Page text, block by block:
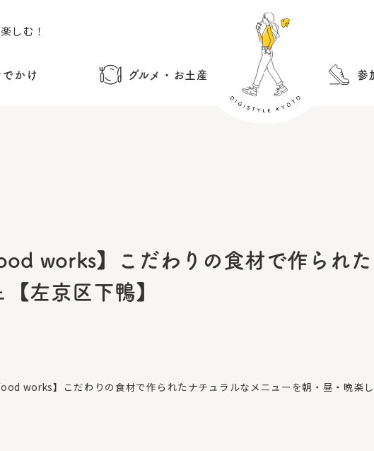
しむ！
でかけ グルメ・お土産 参
works】こだわりの食材で作られ
左京区下鴨】
works】こだわりの食材で作られたナチュラルなメニューを朝・昼・晩楽